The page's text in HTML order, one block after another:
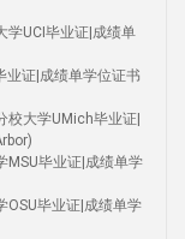
学UCI毕业证|成绩单
业证|成绩单学位证书
校大学UMich毕业证|
MSU毕业证|成绩单学
OSU毕业证|成绩单学